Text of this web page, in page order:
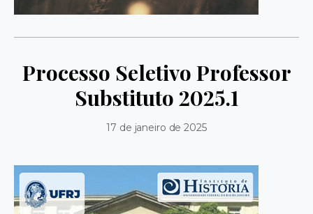
Processo Seletivo Professor
Substituto 2025.1
17 de janeiro de 2025